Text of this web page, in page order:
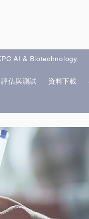
& Biotechnology 英國
AI & Biotechnology
估與測試 資料下載